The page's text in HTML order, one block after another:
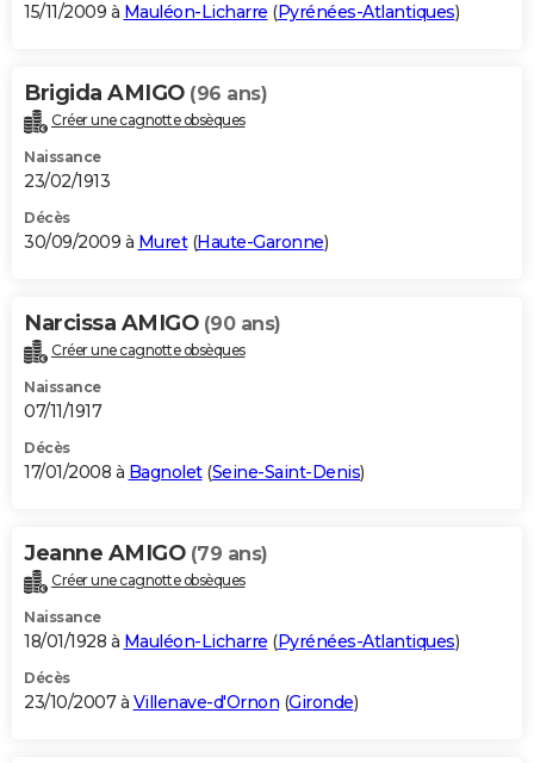
15/11/2009 à Mauléon-Licharre (Pyrénées-Atlantiques)
Brigida AMIGO (96 ans)
Créer une cagnotte obsèques
Naissance
23/02/1913
Décès
30/09/2009 à Muret(Haute-Garonne)
Narcissa AMIGO (90 ans)
Créer une cagnotte obsèques
Naissance
07/11/1917
Décès
17/01/2008 à Bagnolet(Seine-Saint-Denis)
Jeanne AMIGO (79 ans)
Créer une cagnotte obsèques
Naissance
18/01/1928 à Mauléon-Licharre (Pyrénées-Atlantiques)
Décès
23/10/2007 à Villenave-d'Ornon (Gironde)